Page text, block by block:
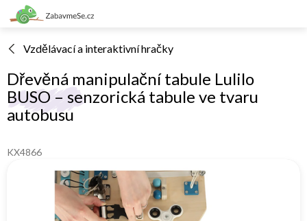
Přejít
na
Vzdělávací a interaktivní hračky
Dřevěná manipulační tabule Lulilo
BUSO – senzorická tabule ve tvaru
autobusu
KX4866